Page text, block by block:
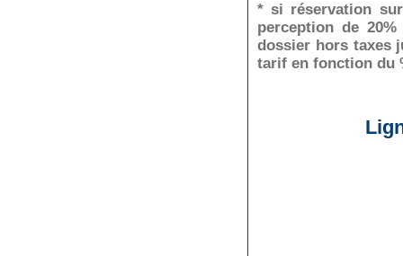
* si réservation
perception de
dossier hors taxes
tarif en fonction du